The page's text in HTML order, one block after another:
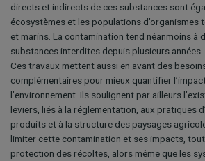
directs et indirects de ces substances sont
écosystèmes et les populations d’organismes
et marins. La contamination tend néanmoins à
substances interdites depuis plusieurs années.
Ces travaux mettent aussi en avant des
complémentaires pour mieux quantifier
l’environnement. Ils soulignent par ailleurs
leviers, liés à la réglementation, aux pratiques
produits et à la structure des paysages
limiter cette contamination et ses impacts,
protection des récoltes, alors même que les